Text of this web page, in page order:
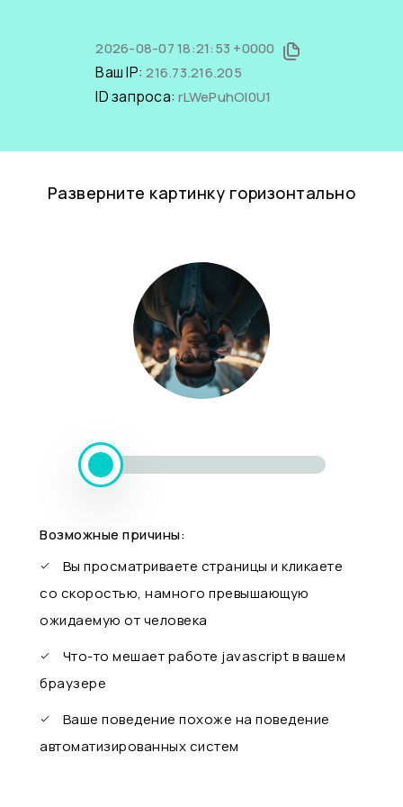
2026-08-07 18:21:53 +0000
Ваш IP:216.73.216.205
ID запроса:rLWePuhOl0U1
Разверните картинку горизонтально
Возможные причины:
Вы просматриваете страницы и кликаете
со скоростью, намного превышающую
ожидаемую от человека
Что-то мешает работе javascript в вашем
браузере
Ваше поведение похоже на поведение
автоматизированных систем